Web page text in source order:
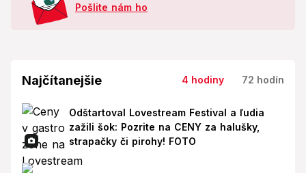
Pošlite nám ho
Najčítanejšie 4 hodiny 72 hodín
Odštartoval Lovestream Festival a ľudia
zažili šok: Pozrite na CENY za halušky,
strapačky či pirohy! FOTO